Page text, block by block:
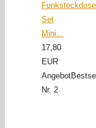
Set
Mini...
17,80
EUR
Angebot
Nr. 2